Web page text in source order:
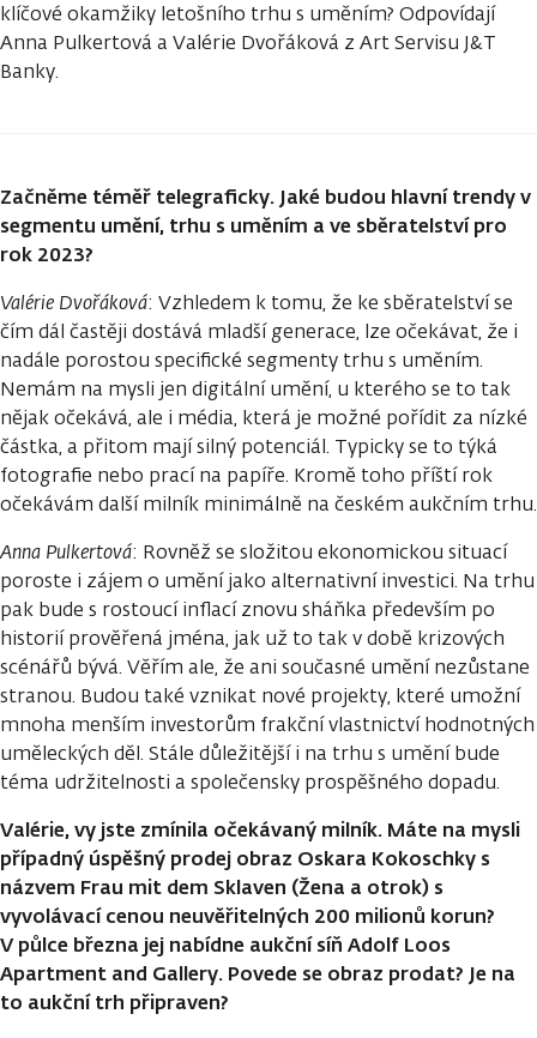
klíčové okamžiky letošního trhu s uměním? Odpovídají
Anna Pulkertová a Valérie Dvořáková z Art Servisu J&T
Banky.
Začněme téměř telegraficky. Jaké budou hlavní trendy v
segmentu umění, trhu s uměním a ve sběratelství pro
rok 2023?
Valérie Dvořáková: Vzhledem k tomu, že ke sběratelství se
čím dál častěji dostává mladší generace, lze očekávat, že i
nadále porostou specifické segmenty trhu s uměním.
Nemám na mysli jen digitální umění, u kterého se to tak
nějak očekává, ale i média, která je možné pořídit za nízké
částka, a přitom mají silný potenciál. Typicky se to týká
fotografie nebo prací na papíře. Kromě toho příští rok
očekávám další milník minimálně na českém aukčním trhu.
Anna Pulkertová: Rovněž se složitou ekonomickou situací
poroste i zájem o umění jako alternativní investici. Na trhu
pak bude s rostoucí inflací znovu sháňka především po
historií prověřená jména, jak už to tak v době krizových
scénářů bývá. Věřím ale, že ani současné umění nezůstane
stranou. Budou také vznikat nové projekty, které umožní
mnoha menším investorům frakční vlastnictví hodnotných
uměleckých děl. Stále důležitější i na trhu s umění bude
téma udržitelnosti a společensky prospěšného dopadu.
Valérie, vy jste zmínila očekávaný milník. Máte na mysli
případný úspěšný prodej obraz Oskara Kokoschky s
názvem Frau mit dem Sklaven (Žena a otrok) s
vyvolávací cenou neuvěřitelných 200 milionů korun?
V půlce března jej nabídne aukční síň Adolf Loos
Apartment and Gallery. Povede se obraz prodat? Je na
to aukční trh připraven?